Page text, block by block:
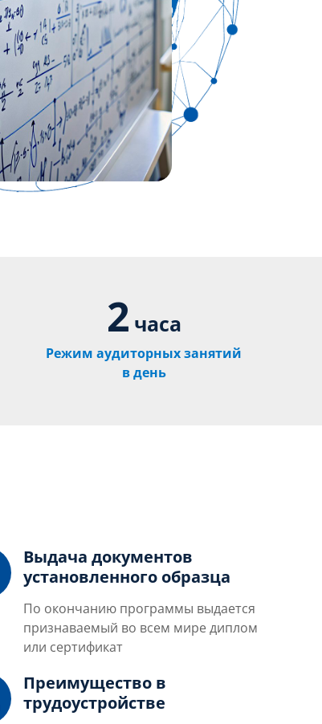
2 часа
Режим аудиторных занятий
в день
Выдача документов
установленного образца
По окончанию программы выдается
признаваемый во всем мире диплом
или сертификат
Преимущество в
трудоустройстве